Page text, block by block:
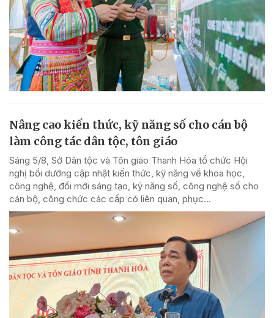
Nâng cao kiến thức, kỹ năng số cho cán bộ
làm công tác dân tộc, tôn giáo
Sáng 5/8, Sở Dân tộc và Tôn giáo Thanh Hóa tổ chức Hội
nghị bồi dưỡng cập nhật kiến thức, kỹ năng về khoa học,
công nghệ, đổi mới sáng tạo, kỹ năng số, công nghệ số cho
cán bộ, công chức các cấp có liên quan, phục...